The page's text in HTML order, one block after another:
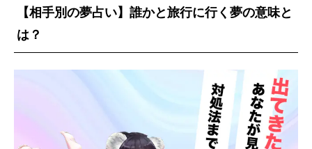
【相手別の夢占い】誰かと旅行に行く夢の意味と
は？